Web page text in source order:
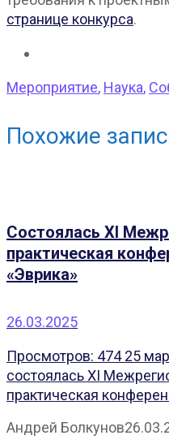
странице конкурса.
Мероприятие, Наука,
Похожие
Состоялась XI
практическая
«Эврика»
26.03.2025
Просмотров: 474 25
состоялась XI
практическая
Андрей Болкунов